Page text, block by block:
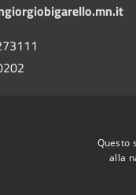
Questo
alla